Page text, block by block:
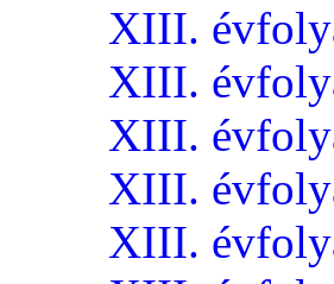
XIII.
XIII.
XIII.
XIII.
XIII.